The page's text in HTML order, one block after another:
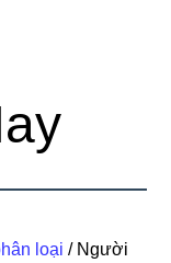
loại /Người